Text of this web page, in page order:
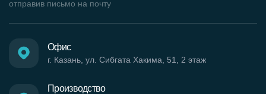
Производство
Офис
г. Казань, ул. Сибгата Хакима, 51, 2 этаж
отправив письмо на почту